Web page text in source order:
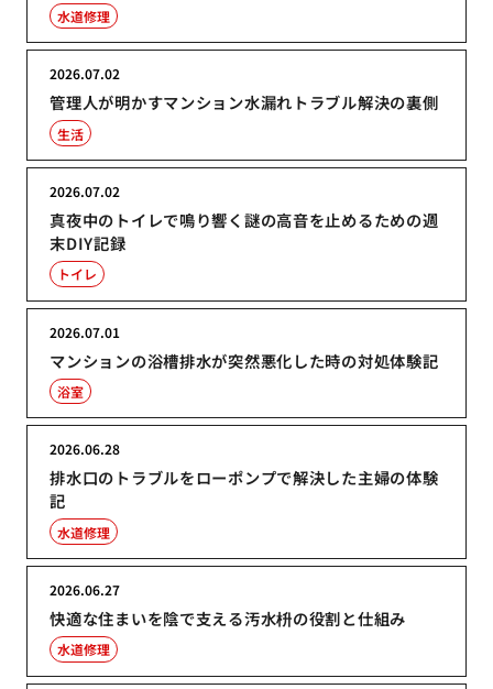
水道修理
管理人が明かすマンション水漏れトラブル解決の裏側
2026.07.02
生活
真夜中のトイレで鳴り響く謎の高音を止めるための週
末DIY記録
2026.07.02
トイレ
マンションの浴槽排水が突然悪化した時の対処体験記
2026.07.01
浴室
排水口のトラブルをローポンプで解決した主婦の体験
記
2026.06.28
水道修理
快適な住まいを陰で支える汚水枡の役割と仕組み
2026.06.27
水道修理